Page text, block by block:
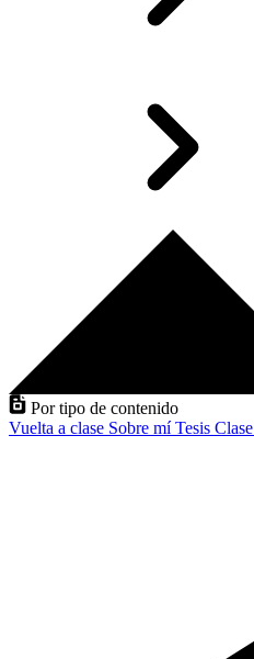
Por tipo de contenido
Vuelta a clase Sobre míTesis Clase